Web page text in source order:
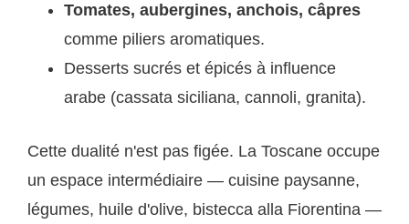
Tomates, aubergines, anchois, câpres
comme piliers aromatiques.
Desserts sucrés et épicés à influence
arabe (cassata siciliana, cannoli, granita).
Cette dualité n'est pas figée. La Toscane occupe
un espace intermédiaire — cuisine paysanne,
légumes, huile d'olive, bistecca alla Fiorentina —